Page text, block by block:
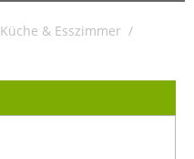
Küche & Esszimmer /